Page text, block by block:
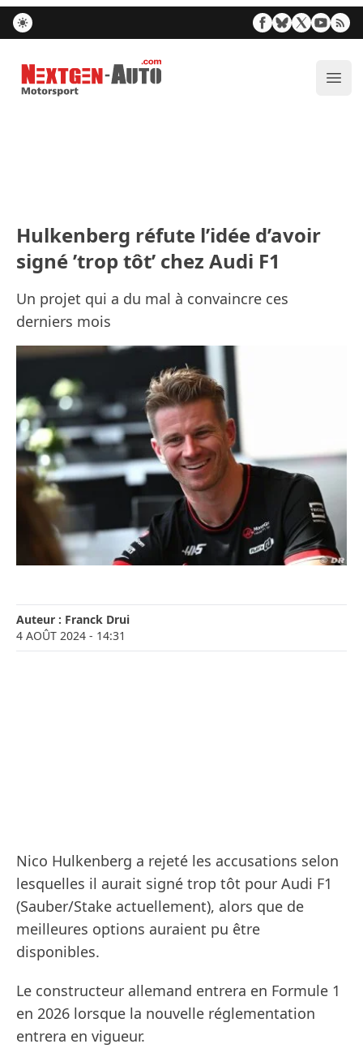
Nextgen-Auto.com
Hulkenberg réfute l’idée d’avoir
signé ’trop tôt’ chez Audi F1
Un projet qui a du mal à convaincre ces
derniers mois
Auteur : Franck Drui
4 AOÛT 2024 - 14:31
Nico Hulkenberg a rejeté les accusations selon
lesquelles il aurait signé trop tôt pour Audi F1
(Sauber/Stake actuellement), alors que de
meilleures options auraient pu être
disponibles.
Le constructeur allemand entrera en Formule 1
en 2026 lorsque la nouvelle réglementation
entrera en vigueur.